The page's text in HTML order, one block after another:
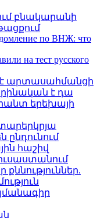
բնակարանի
по ВНЖ: что
на тест русского
արտասահմանցի
է դա
երեխայի
ընդունում
հաշիվ